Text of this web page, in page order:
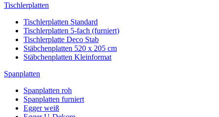
Tischlerplatten
Tischlerplatten Standard
Tischlerplatten 5-fach (furniert)
Tischlerplatte Deco Stab
Stäbchenplatten 520 x 205 cm
Stäbchenplatten Kleinformat
Spanplatten
Spanplatten roh
Spanplatten furniert
Egger weiß